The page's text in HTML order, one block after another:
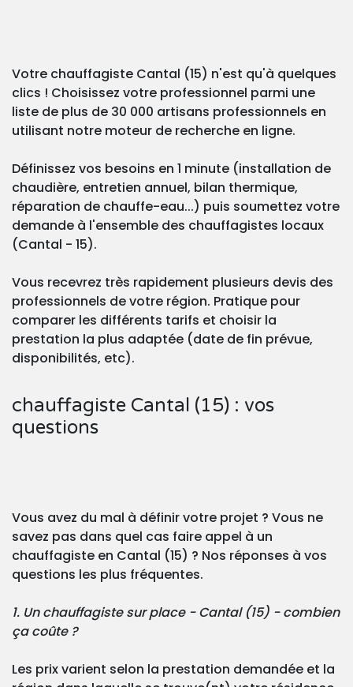
Votre chauffagiste Cantal (15) n'est qu'à quelques
clics ! Choisissez votre professionnel parmi une
liste de plus de 30 000 artisans professionnels en
utilisant notre moteur de recherche en ligne.
Définissez vos besoins en 1 minute (installation de
chaudière, entretien annuel, bilan thermique,
réparation de chauffe-eau...) puis soumettez votre
demande à l'ensemble des chauffagistes locaux
(Cantal - 15).
Vous recevrez très rapidement plusieurs devis des
professionnels de votre région. Pratique pour
comparer les différents tarifs et choisir la
prestation la plus adaptée (date de fin prévue,
disponibilités, etc).
chauffagiste Cantal (15) : vos
questions
Vous avez du mal à définir votre projet ? Vous ne
savez pas dans quel cas faire appel à un
chauffagiste en Cantal (15) ? Nos réponses à vos
questions les plus fréquentes.
1. Un chauffagiste sur place - Cantal (15) - combien
ça coûte ?
Les prix varient selon la prestation demandée et la